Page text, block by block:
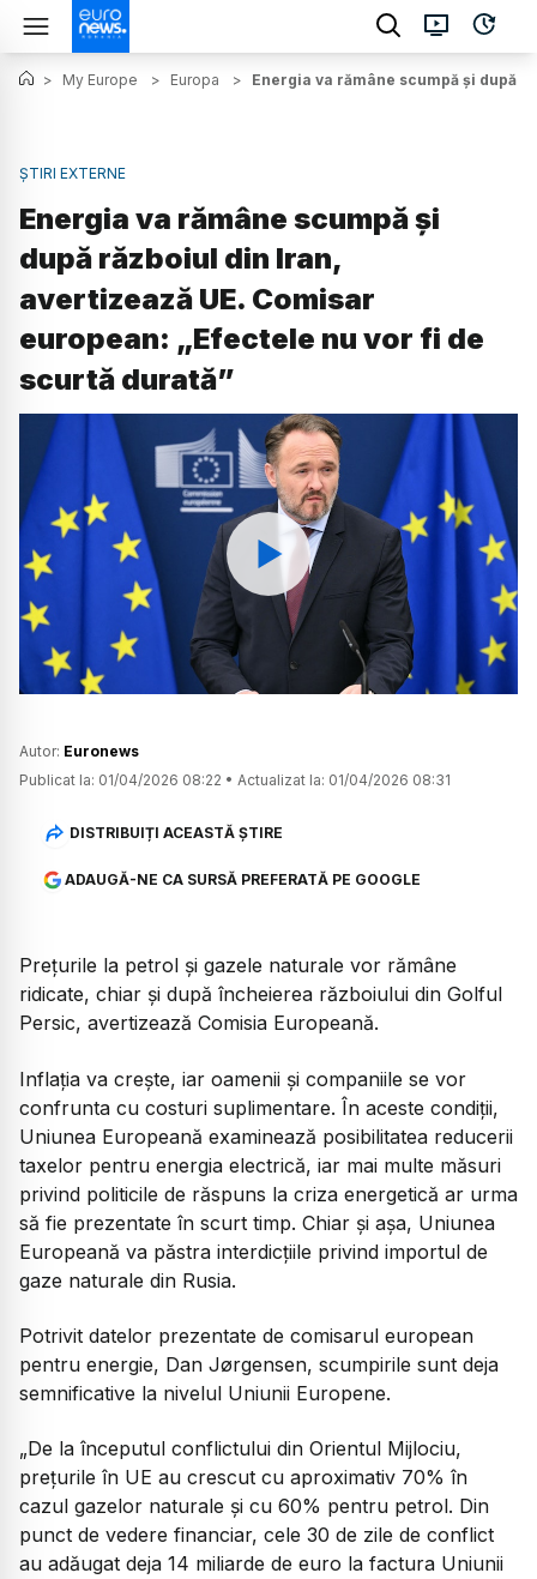
> My Europe > Europa > Energia va rămâne scumpă și după
ȘTIRI EXTERNE
Energia va rămâne scumpă și
după războiul din Iran,
avertizează UE. Comisar
european: „Efectele nu vor fi de
scurtă durată”
Watch
Autor: Euronews
Publicat la: 01/04/2026 08:22 • Actualizat la: 01/04/2026 08:31
DISTRIBUIȚI ACEASTĂ ȘTIRE
ADAUGĂ-NE CA SURSĂ PREFERATĂ PE GOOGLE
Prețurile la petrol și gazele naturale vor rămâne
ridicate, chiar și după încheierea războiului din Golful
Persic, avertizează Comisia Europeană.
Inflația va crește, iar oamenii și companiile se vor
confrunta cu costuri suplimentare. În aceste condiții,
Uniunea Europeană examinează posibilitatea reducerii
taxelor pentru energia electrică, iar mai multe măsuri
privind politicile de răspuns la criza energetică ar urma
să fie prezentate în scurt timp. Chiar și așa, Uniunea
Europeană va păstra interdicțiile privind importul de
gaze naturale din Rusia.
Potrivit datelor prezentate de comisarul european
pentru energie, Dan Jørgensen, scumpirile sunt deja
semnificative la nivelul Uniunii Europene.
„De la începutul conflictului din Orientul Mijlociu,
prețurile în UE au crescut cu aproximativ 70% în
cazul gazelor naturale și cu 60% pentru petrol. Din
punct de vedere financiar, cele 30 de zile de conflict
au adăugat deja 14 miliarde de euro la factura Uniunii